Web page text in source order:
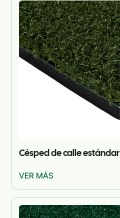
Césped de calle estándar
VER MÁS